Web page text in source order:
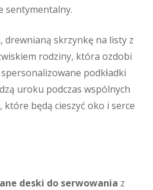
sentymentalny.
drewnianą skrzynkę na listy z
rodziny, która ozdobi
podkładki
uroku podczas wspólnych
które będą cieszyć oko i serce
deski do serwowania z